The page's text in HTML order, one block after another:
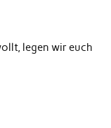
legen wir euch